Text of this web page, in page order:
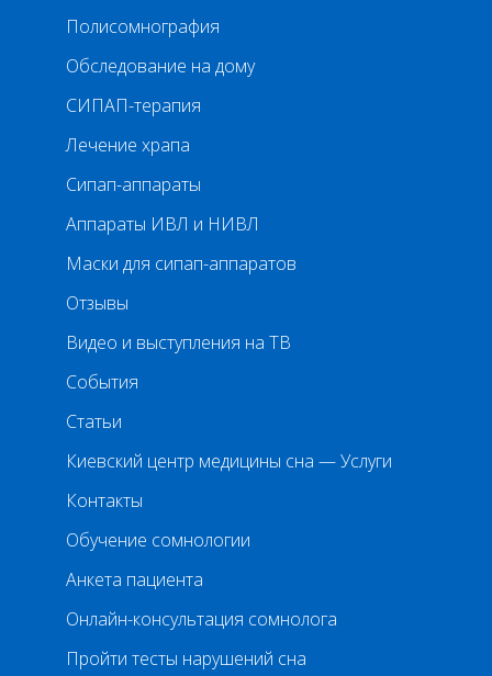
Полисомнография
Обследование на дому
СИПАП-терапия
Лечение храпа
Сипап-аппараты
Аппараты ИВЛ и НИВЛ
Маски для сипап-аппаратов
Отзывы
Видео и выступления на ТВ
События
Статьи
Киевский центр медицины сна — Услуги
Контакты
Обучение сомнологии
Анкета пациента
Онлайн-консультация сомнолога
Пройти тесты нарушений сна